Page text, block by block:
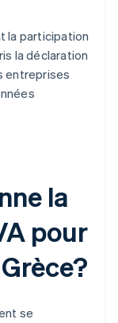
la participation
la déclaration
entreprises
la
pour
se